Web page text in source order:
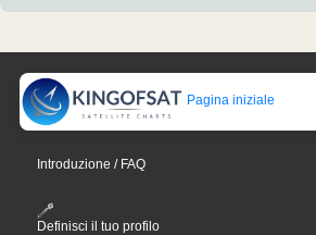
Pagina iniziale
Introduzione / FAQ
Definisci il tuo profilo